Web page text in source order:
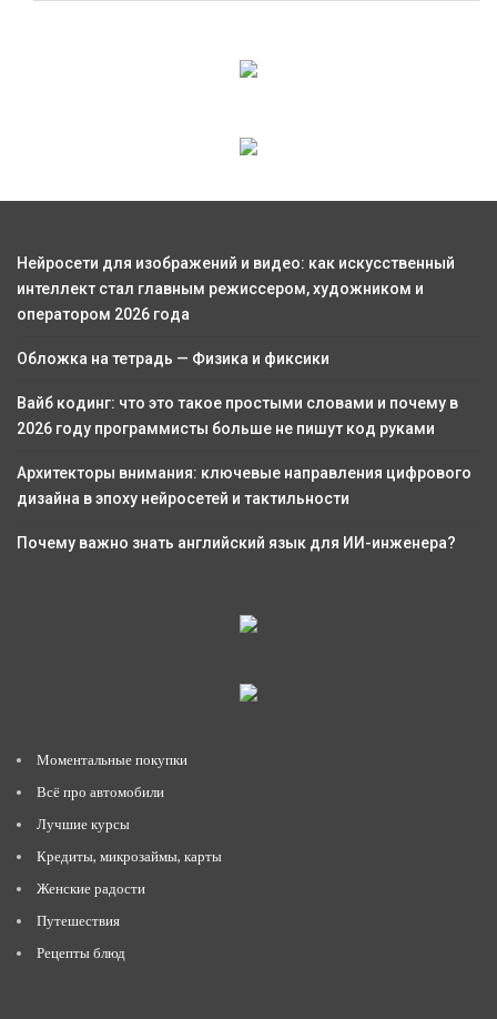
Нейросети для изображений и видео: как искусственный
интеллект стал главным режиссером, художником и
оператором 2026 года
Обложка на тетрадь — Физика и фиксики
Вайб кодинг: что это такое простыми словами и почему в
2026 году программисты больше не пишут код руками
Архитекторы внимания: ключевые направления цифрового
дизайна в эпоху нейросетей и тактильности
Почему важно знать английский язык для ИИ-инженера?
Моментальные покупки
Всё про автомобили
Лучшие курсы
Кредиты, микрозаймы, карты
Женские радости
Путешествия
Рецепты блюд